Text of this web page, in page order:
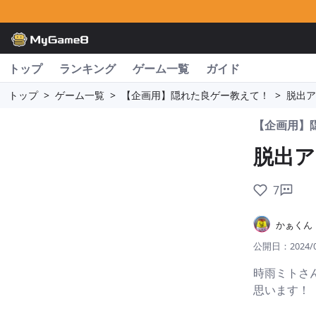
トップ ランキング ゲーム一覧 ガイド
トップ > ゲーム一覧 > 【企画用】隠れた良ゲー教えて！ > 脱出
【企画用
脱出
7
かぁくん
公開日： 2024/
時雨ミトさ
思います！